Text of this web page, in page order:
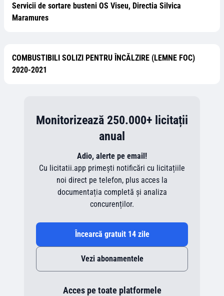
Servicii de sortare busteni OS Viseu, Directia Silvica
Maramures
COMBUSTIBILI SOLIZI PENTRU ÎNCĂLZIRE (LEMNE FOC)
2020-2021
Monitorizează 250.000+ licitații
anual
Adio, alerte pe email!
Cu licitatii.app primești notificări cu licitațiile
noi direct pe telefon, plus acces la
documentația completă și analiza
concurenților.
Încearcă gratuit 14 zile
Vezi abonamentele
Acces pe toate platformele